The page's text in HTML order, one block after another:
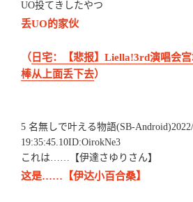
UO投てきしたやつ
丢UO的家伙
（ 日宅：【悲报】Liella!3rd演唱会
棒从上面丢下去）
5 名無しで叶える物語(SB-
19:35:45.10ID:OirokNe3
これは……【伊達さゆりさん】
这是……【伊达小百合桑】